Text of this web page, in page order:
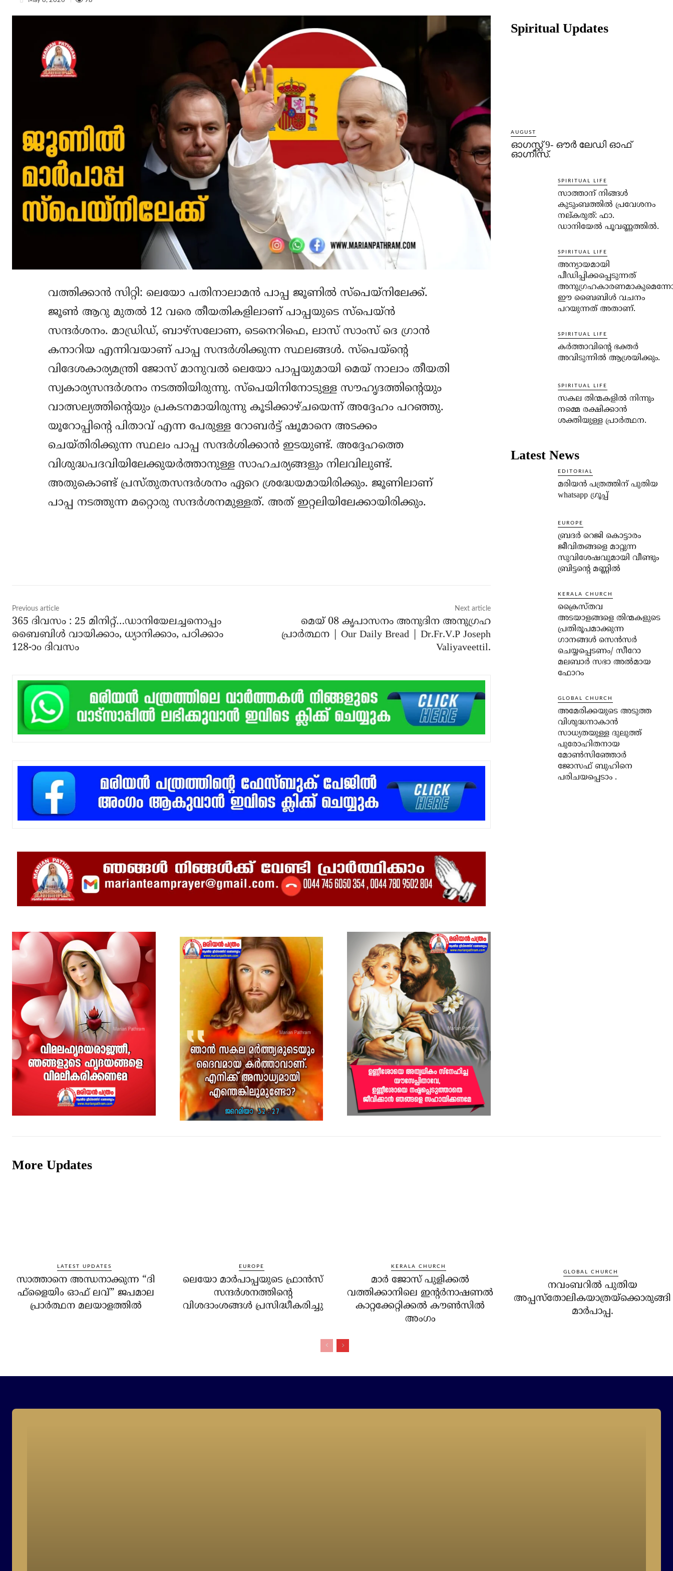
വത്തിക്കാന്‍ സിറ്റി: ലെയോ പതിനാലാമന്‍ പാപ്പ ജൂണില്‍ സ്‌പെയ്‌നിലേക്ക്.
ജൂണ്‍ ആറു മുതല്‍ 12 വരെ തീയതികളിലാണ് പാപ്പയുടെ സ്‌പെയ്ന്‍
സന്ദര്‍ശനം. മാഡ്രിഡ്, ബാഴ്‌സലോണ, ടെനെറിഫെ, ലാസ് സാംസ് ദെ ഗ്രാന്‍
കനാറിയ എന്നിവയാണ് പാപ്പ സന്ദര്‍ശിക്കുന്ന സ്ഥലങ്ങള്‍. സ്‌പെയ്‌ന്റെ
വിദേശകാര്യമന്ത്രി ജോസ് മാനുവല്‍ ലെയോ പാപ്പയുമായി മെയ് നാലാം തീയതി
സ്വകാര്യസന്ദര്‍ശനം നടത്തിയിരുന്നു. സ്‌പെയിനിനോടുള്ള സൗഹൃദത്തിന്റെയും
വാത്സല്യത്തിന്റെയും പ്രകടനമായിരുന്നു കൂടിക്കാഴ്ചയെന്ന് അദ്ദേഹം പറഞ്ഞു.
യൂറോപ്പിന്റെ പിതാവ് എന്ന പേരുള്ള റോബര്‍ട്ട് ഷൂമാനെ അടക്കം
ചെയ്തിരിക്കുന്ന സ്ഥലം പാപ്പ സന്ദര്‍ശിക്കാന്‍ ഇടയുണ്ട്. അദ്ദേഹത്തെ
വിശുദ്ധപദവിയിലേക്കുയര്‍ത്താനുള്ള സാഹചര്യങ്ങളും നിലവിലുണ്ട്.
അതുകൊണ്ട് പ്രസ്തുതസന്ദര്‍ശനം ഏറെ ശ്രദ്ധേയമായിരിക്കും. ജൂണിലാണ്
പാപ്പ നടത്തുന്ന മറ്റൊരു സന്ദര്‍ശനമുള്ളത്. അത് ഇറ്റലിയിലേക്കായിരിക്കും.
Previous article
365 ദിവസം : 25 മിനിറ്റ്…ഡാനിയേലച്ചനൊപ്പം
ബൈബിൾ വായിക്കാം, ധ്യാനിക്കാം, പഠിക്കാം
128-ാo ദിവസം
Next article
മെയ് 08 കൃപാസനം അനുദിന അനുഗ്രഹ
പ്രാർത്ഥന | Our Daily Bread | Dr.Fr.V.P Joseph
Valiyaveettil.
Spiritual Updates
AUGUST
ഓഗസ്റ്റ് 9- ഔര്‍ ലേഡി ഓഫ്
ഓഗ്നീസ്.
SPIRITUAL LIFE
സാത്താന് നിങ്ങള്‍
കുടുംബത്തില്‍ പ്രവേശനം
നല്കരുത്: ഫാ.
ഡാനിയേല്‍ പൂവണ്ണത്തില്‍.
SPIRITUAL LIFE
അന്യായമായി
പീഡിപ്പിക്കപ്പെടുന്നത്
ഈ ബൈബിള്‍ വചനം
പറയുന്നത് അതാണ്.
SPIRITUAL LIFE
കര്‍ത്താവിന്റെ ഭക്തര്‍
അവിടുന്നില്‍ ആശ്രയിക്കും.
SPIRITUAL LIFE
സകല തിന്മകളില്‍ നിന്നും
നമ്മെ രക്ഷിക്കാന്‍
ശക്തിയുള്ള പ്രാര്‍ത്ഥന.
Latest News
EDITORIAL
മരിയൻ പത്രത്തിന് പുതിയ
whatsapp ഗ്രൂപ്പ്
EUROPE
ബ്രദർ റെജി കൊട്ടാരം
ജീവിതങ്ങളെ മാറ്റുന്ന
സുവിശേഷവുമായി വീണ്ടും
ബ്രിട്ടന്റെ മണ്ണിൽ
KERALA CHURCH
ക്രൈസ്തവ
അടയാളങ്ങളെ തിന്മകളുടെ
പ്രതിരൂപമാക്കുന്ന
ഗാനങ്ങൾ സെൻസർ
ചെയ്യപ്പെടണം/ സീറോ
മലബാർ സഭാ അൽമായ
ഫോറം
GLOBAL CHURCH
അമേരിക്കയുടെ അടുത്ത
വിശുദ്ധനാകാൻ
സാധ്യതയുള്ള ദുലുത്ത്
പുരോഹിതനായ
മോൺസിഞ്ഞോർ
ജോസഫ് ബുഹിനെ
പരിചയപ്പെടാം .
More Updates
LATEST UPDATES
സാത്താനെ അന്ധനാക്കുന്ന “ദി
ഫ്‌ളൈയിം ഓഫ് ലവ്” ജപമാല
പ്രാർത്ഥന മലയാളത്തിൽ
EUROPE
ലെയോ മാര്‍പാപ്പയുടെ ഫ്രാന്‍സ്
സന്ദര്‍ശനത്തിന്റെ
വിശദാംശങ്ങള്‍ പ്രസിദ്ധീകരിച്ചു
KERALA CHURCH
മാര്‍ ജോസ് പുളിക്കല്‍
വത്തിക്കാനിലെ ഇന്റര്‍നാഷണല്‍
കാറ്റക്കേറ്റിക്കല്‍ കൗണ്‍സില്‍
അംഗം
GLOBAL CHURCH
നവംബറില്‍ പുതിയ
അപ്പസ്‌തോലികയാത്രയ്‌ക്കൊരുങ്ങി
മാര്‍പാപ്പ.